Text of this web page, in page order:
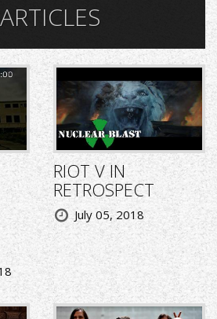
RIOT V IN
RETROSPECT
July 05, 2018